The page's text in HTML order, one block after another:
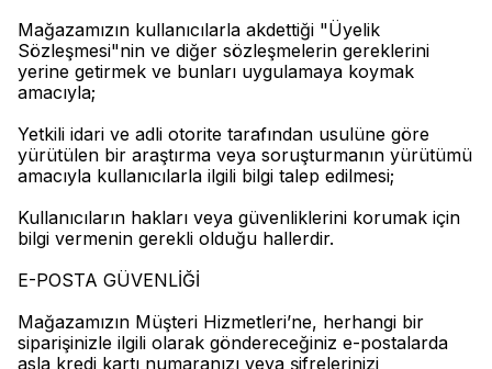
Mağazamızın kullanıcılarla akdettiği "Üyelik
Sözleşmesi"nin ve diğer sözleşmelerin gereklerini
yerine getirmek ve bunları uygulamaya koymak
amacıyla;
Yetkili idari ve adli otorite tarafından usulüne göre
yürütülen bir araştırma veya soruşturmanın yürütümü
amacıyla kullanıcılarla ilgili bilgi talep edilmesi;
Kullanıcıların hakları veya güvenliklerini korumak için
bilgi vermenin gerekli olduğu hallerdir.
E-POSTA GÜVENLİĞİ
Mağazamızın Müşteri Hizmetleri’ne, herhangi bir
siparişinizle ilgili olarak göndereceğiniz e-postalarda
asla kredi kartı numaranızı veya şifrelerinizi